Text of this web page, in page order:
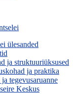
ülesanded
ja struktuuriüksused
ja praktika
tegevusaruanne
Keskus